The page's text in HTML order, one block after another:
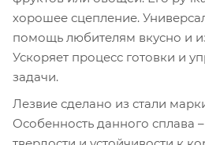
хорошее сцепление.
помощь любителям вкусно и
Ускоряет процесс готовки и
задачи.
Лезвие сделано из стали
Особенность данного сплава